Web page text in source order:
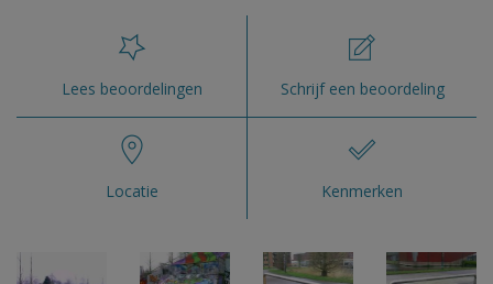
Lees beoordelingen Schrijf een beoordeling
Locatie Kenmerken